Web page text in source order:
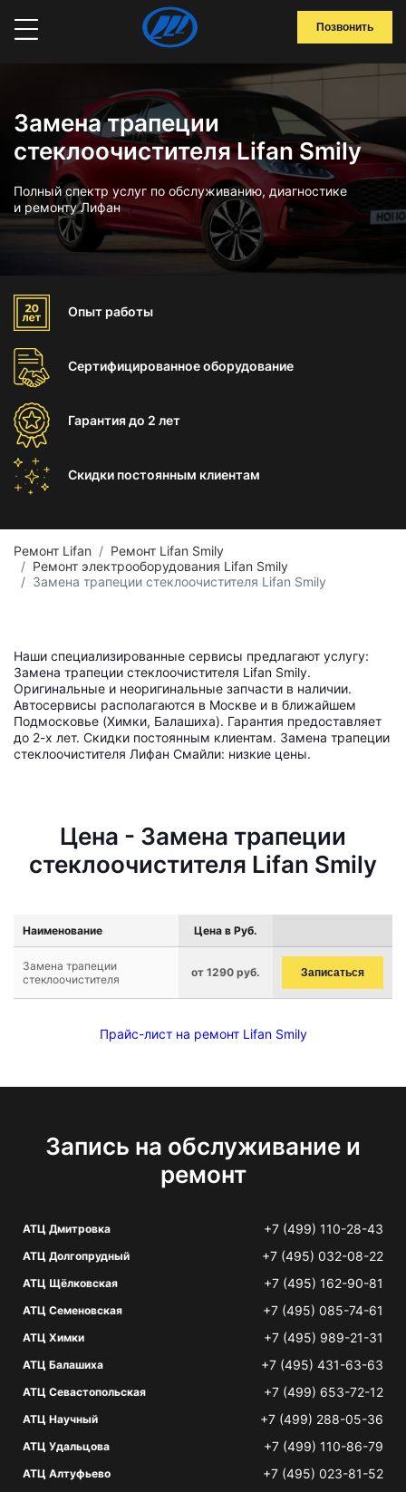
Позвонить
Замена трапеции
стеклоочистителя Lifan Smily
Полный спектр услуг по обслуживанию, диагностике
и ремонту Лифан
Опыт работы
Сертифицированноеоборудование
Гарантиядо 2 лет
Скидки постоянным клиентам
Ремонт Lifan
Ремонт Lifan Smily
Ремонт электрооборудования Lifan Smily
Замена трапеции стеклоочистителя Lifan Smily
Наши специализированные сервисы предлагают услугу:
Замена трапеции стеклоочистителя Lifan Smily.
Оригинальные и неоригинальные запчасти в наличии.
Автосервисы располагаются в Москве и в ближайшем
Подмосковье (Химки, Балашиха). Гарантия предоставляет
до 2-х лет. Скидки постоянным клиентам. Замена трапеции
стеклоочистителя Лифан Смайли: низкие цены.
Цена - Замена трапеции
стеклоочистителя Lifan Smily
Наименование Цена в Руб.
Замена трапеции
стеклоочистителя
от 1290 руб. Записаться
Прайс-лист на ремонт Lifan Smily
Запись на обслуживание и
ремонт
АТЦ Дмитровка +7 (499) 110-28-43
АТЦ Долгопрудный +7 (495) 032-08-22
АТЦ Щёлковская +7 (495) 162-90-81
АТЦ Семеновская +7 (495) 085-74-61
АТЦ Химки +7 (495) 989-21-31
АТЦ Балашиха +7 (495) 431-63-63
АТЦ Севастопольская +7 (499) 653-72-12
АТЦ Научный +7 (499) 288-05-36
АТЦ Удальцова +7 (499) 110-86-79
АТЦ Алтуфьево +7 (495) 023-81-52